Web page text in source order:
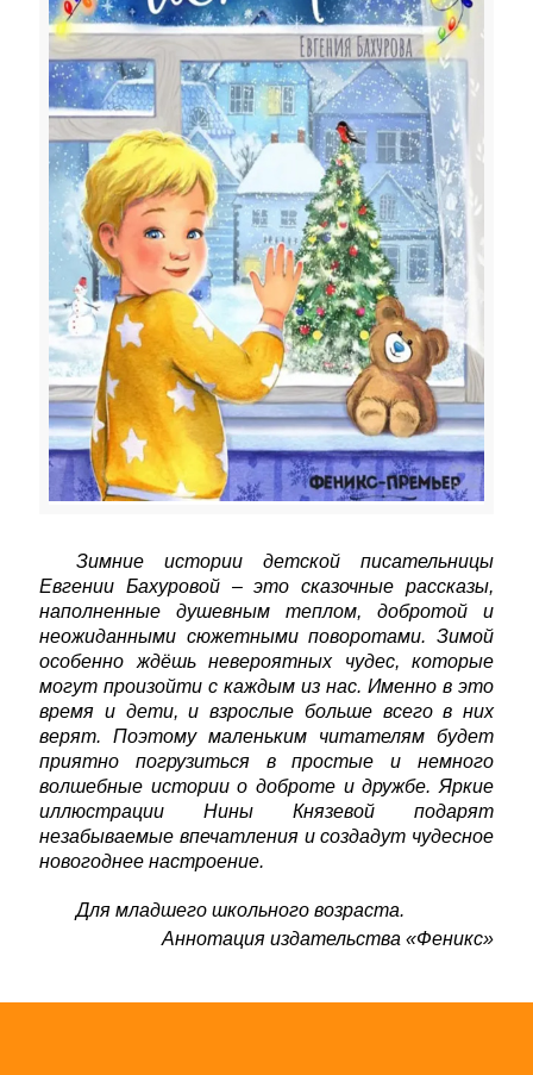
Зимние истории детской писательницы
Евгении Бахуровой–это сказочные рассказы,
наполненные душевным теплом, добротой и
неожиданными сюжетными поворотами. Зимой
особенно ждёшь невероятных чудес, которые
могут произойти с каждым из нас. Именно в это
время и дети, и взрослые больше всего в них
верят. Поэтому маленьким читателям будет
приятно погрузиться в простые и немного
волшебные истории о доброте и дружбе. Яркие
иллюстрации Нины Князевой подарят
незабываемые впечатления и создадут чудесное
новогоднее настроение.
Для младшего школьного возраста.
Аннотация издательства «Феникс»